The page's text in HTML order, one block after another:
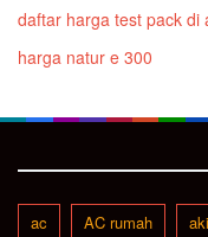
daftar harga test pack di
harga natur e 300
ac AC rumah